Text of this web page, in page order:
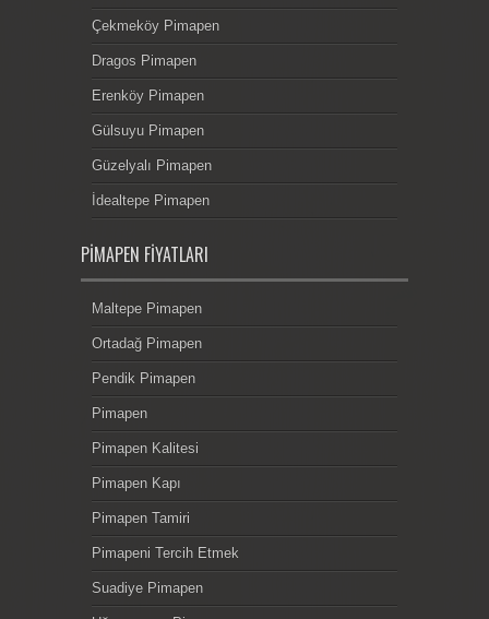
Çekmeköy Pimapen
Dragos Pimapen
Erenköy Pimapen
Gülsuyu Pimapen
Güzelyalı Pimapen
İdealtepe Pimapen
PIMAPEN FIYATLARI
Maltepe Pimapen
Ortadağ Pimapen
Pendik Pimapen
Pimapen
Pimapen Kalitesi
Pimapen Kapı
Pimapen Tamiri
Pimapeni Tercih Etmek
Suadiye Pimapen